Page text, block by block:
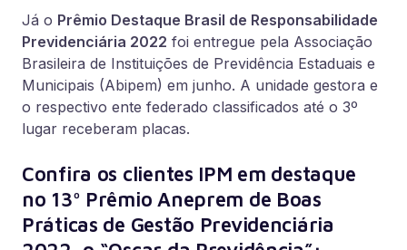
Já o Prêmio Destaque Brasil de Responsabilidade
Previdenciária 2022 foi entregue pela Associação
Brasileira de Instituições de Previdência Estaduais e
Municipais (Abipem) em junho. A unidade gestora e
o respectivo ente federado classificados até o 3º
lugar receberam placas.
Confira os clientes IPM em destaque
no 13º Prêmio Aneprem de Boas
Práticas de Gestão Previdenciária